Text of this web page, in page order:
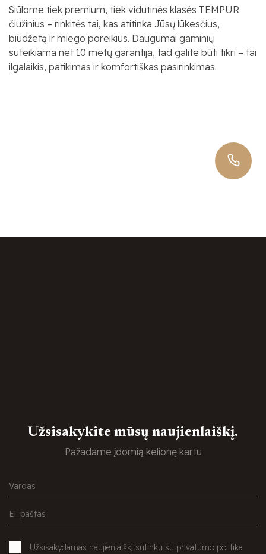
Siūlome tiek premium, tiek vidutinės klasės TEMPUR
čiužinius – rinkitės tai, kas atitinka Jūsų lūkesčius,
biudžetą ir miego poreikius. Daugumai gaminių
suteikiama net 10 metų garantija, tad galite būti tikri – tai
ilgalaikis, patikimas ir komfortiškas pasirinkimas.
Užsisakykite mūsų naujienlaiškį.
Pažadame įdomią kelionę kartu
Užsisakydamas naujienlaiškį sutinku su privatumo politika